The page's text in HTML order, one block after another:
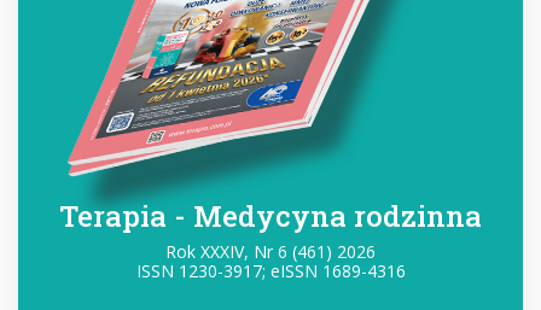
Terapia - Medycyna rodzinna
Rok XXXIV, Nr 6 (461) 2026
ISSN 1230-3917; eISSN 1689-4316